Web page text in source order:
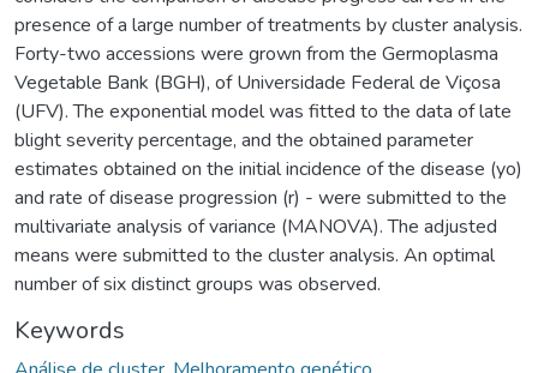
presence of a large number of treatments by cluster analysis.
Forty-two accessions were grown from the Germoplasma
Vegetable Bank (BGH), of Universidade Federal de Viçosa
(UFV). The exponential model was fitted to the data of late
blight severity percentage, and the obtained parameter
estimates obtained on the initial incidence of the disease (yo)
and rate of disease progression (r) - were submitted to the
multivariate analysis of variance (MANOVA). The adjusted
means were submitted to the cluster analysis. An optimal
number of six distinct groups was observed.
Keywords